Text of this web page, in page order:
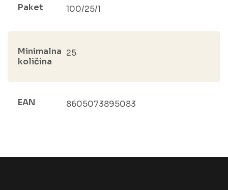
Paket 100/25/1
Minimalna
količina
25
EAN 8605073895083